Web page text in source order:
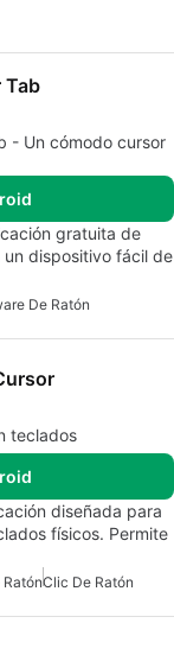
Tab
- Un cómodo cursor
gratuita de
dispositivo fácil de
De Ratón
teclados
diseñada para
físicos. Permite
Clic De Ratón